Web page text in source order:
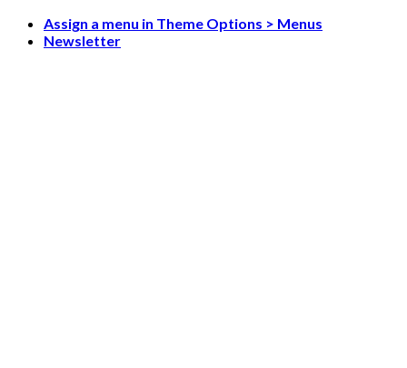
Skip
Assign a menu in Theme Options > Menus
Newsletter